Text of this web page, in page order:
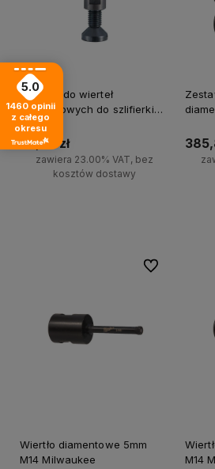
Adapter do wierteł
diamentowych do szlifierki
trzpieniowej Milwaukee
55,30 zł
zawiera 23.00% VAT, bez
kosztów dostawy
Wiertło diamentowe 5mm
M14 Milwaukee
Do ulubionych
M14
5.0
1460 opinii
z całego
okresu